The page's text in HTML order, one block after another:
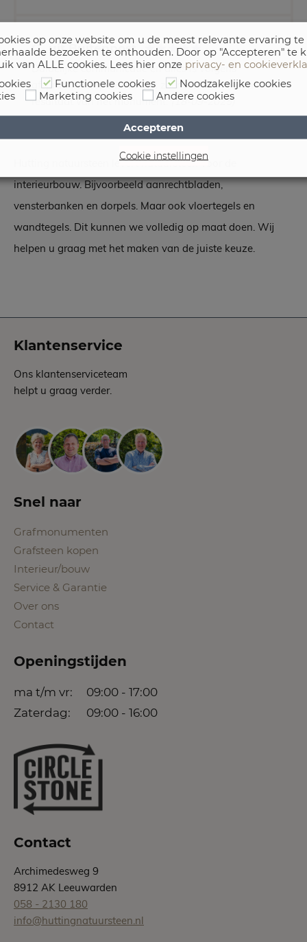
C., uit Buitenpost
Duidelijke communicatie en alles is volgens
afspraak verlopen. We zijn zeer tevreden met het
resultaat van het monument.(18-09-2025)
Hutting natuursteen levert natuursteen voor de
interieurbouw. Bijvoorbeeld aanrechtbladen,
vensterbanken en dorpels. Maar ook vloertegels en
wandtegels. Dit kunnen we volledig op maat doen. Wij
helpen u graag met het maken van de juiste keuze.
Klantenservice
Ons klantenserviceteam
helpt u graag verder.
Snel naar
Grafmonumenten
Grafsteen kopen
Interieur/bouw
Service & Garantie
Over ons
Contact
Openingstijden
ma t/m vr:
09:00 - 17:00
Zaterdag:
09:00 - 16:00
Contact
Archimedesweg 9
8912 AK Leeuwarden
058 - 2130 180
info@huttingnatuursteen.nl
op onze website om u de meest relevante ervaring
bezoeken te onthouden. Door op "Accepteren" te
van ALLE cookies. Lees hier onze privacy- en
Functionele cookies
Noodzakelijke cookies
Marketing cookies Andere cookies
Cookie instellingen
Accepteren